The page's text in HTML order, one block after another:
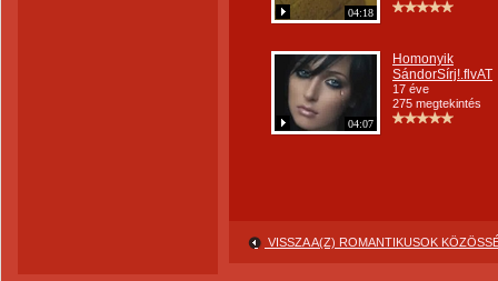
04:18
04:07
Homonyik
SándorSírj!.flvAT
17 éve
275 megtekintés
VISSZA A(Z) ROMANTIKUSOK